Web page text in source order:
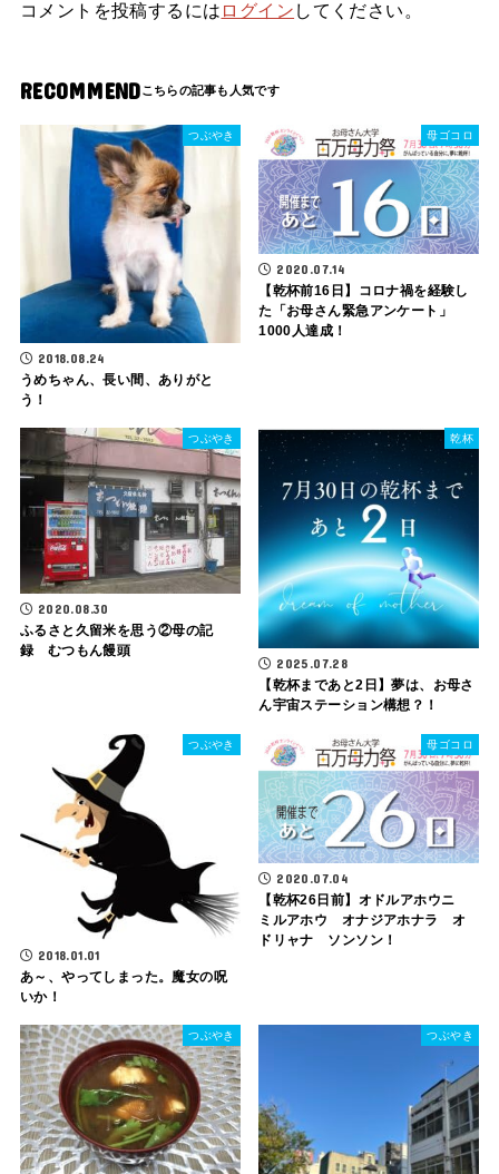
コメントを投稿するには ログイン してください。
RECOMMEND
つぶやき
2018.08.24
うめちゃん、長い間、ありがと
う！
母ゴコロ
2020.07.14
【乾杯前16日】コロナ禍を経験し
た「お母さん緊急アンケート」
1000人達成！
つぶやき
2020.08.30
ふるさと久留米を思う②母の記
録 むつもん饅頭
乾杯
2025.07.28
【乾杯まであと2日】夢は、お母さ
ん宇宙ステーション構想？！
つぶやき
2018.01.01
あ～、やってしまった。魔女の呪
いか！
母ゴコロ
2020.07.04
【乾杯26日前】オドルアホウニ
ミルアホウ オナジアホナラ オ
ドリャナ ソンソン！
つぶやき つぶやき